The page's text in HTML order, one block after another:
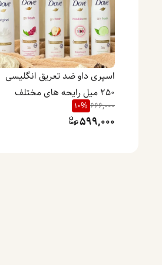
اسپری داو ضد تعریق انگلیسی
250 میل رایحه های مختلف
666,000
10%
599,000